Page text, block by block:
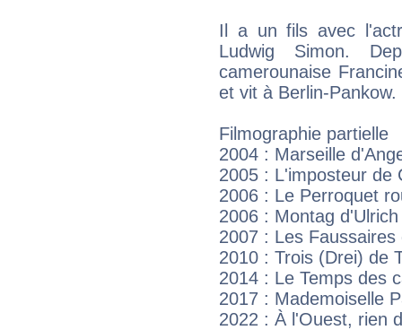
Il a un fils avec
Ludwig Simon.
camerounaise
et vit à Berlin-Pankow.
Filmographie partielle
2004 : Marseille
2005 : L'imposteur de
2006 : Le Perroquet
2006 : Montag
2007 : Les
2010 : Trois (Drei) de
2014 : Le Temps des
2017 : Mademoiselle
2022 : À l'Ouest, rien